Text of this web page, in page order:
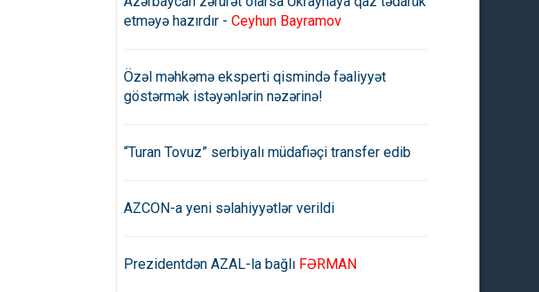
etməyə hazırdır - Ceyhun Bayramov
Özəl məhkəmə eksperti qismində fəaliyyət
göstərmək istəyənlərin nəzərinə!
“Turan Tovuz” serbiyalı müdafiəçi transfer edib
AZCON-a yeni səlahiyyətlər verildi
Prezidentdən AZAL-la bağlı FƏRMAN